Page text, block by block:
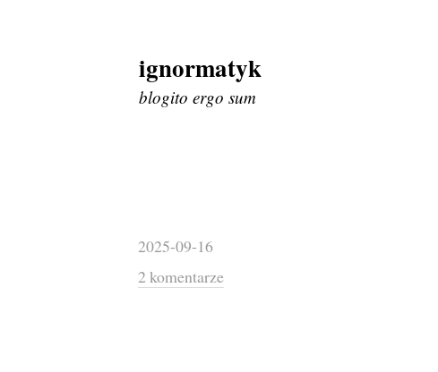
Skip
to
content
ignormatyk
blogito ergo sum
2025-09-16
2 komentarze